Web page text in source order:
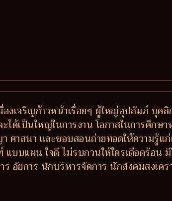
งเจริญก้าวหน้าเรื่อยๆ ผู้ใหญ่อุปถัมภ์ บุค
ด้เป็นใหญ่ในการงาน โอกาสในการศึก
ศาสนา และชอบสอนถ่ายทอดให้ความรู้แ
บแผน ใจดี ไม่รบกวนให้ใครเดือดร้อน
อัยการ นักบริหารจัดการ นักสังคมสงเ